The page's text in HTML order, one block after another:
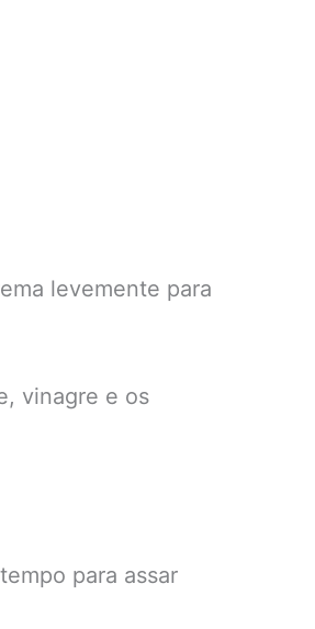
levemente para
vinagre e os
para assar